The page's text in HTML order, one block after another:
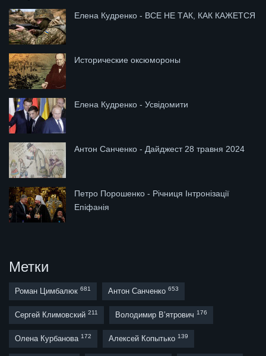
Елена Кудренко - ВСЕ НЕ ТАК, КАК КАЖЕТСЯ
Исторические оксюмороны
Елена Кудренко - Усвідомити
Антон Санченко - Дайджест 28 травня 2024
Петро Порошенко - Річниця Інтронізації
Епіфанія
Метки
Роман Цимбалюк 681 Антон Санченко 653
Сергей Климовский 211 Володимир В’ятрович 176
Олена Курбанова 172 Алексей Копытько 139